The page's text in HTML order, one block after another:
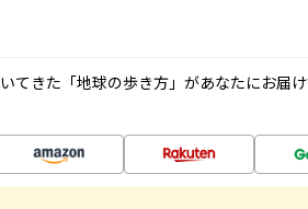
てきた「地球の歩き方」があなたにお届